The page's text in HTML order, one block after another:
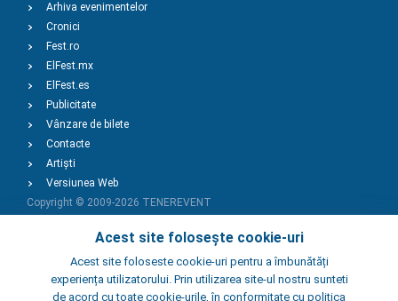
Acest site folosește cookie-uri
Acest site foloseste cookie-uri pentru a îmbunătăți
experiența utilizatorului. Prin utilizarea site-ul nostru sunteti
de acord cu toate cookie-urile, în conformitate cu politica
Arhiva evenimentelor
Cronici
Fest.ro
ElFest.mx
ElFest.es
Publicitate
Vânzare de bilete
Contacte
Artiști
Versiunea Web
Copyright © 2009-2026 TENEREVENT
Adaugă Eveniment